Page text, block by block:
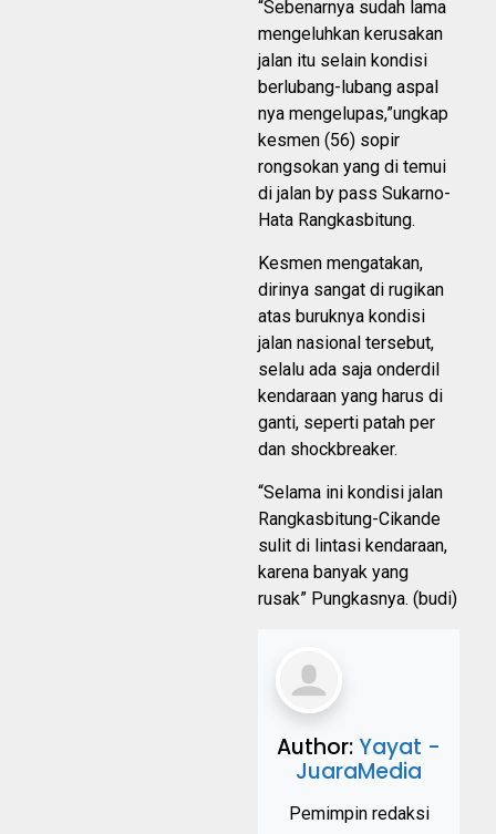
“Sebenarnya sudah lama
mengeluhkan kerusakan
jalan itu selain kondisi
berlubang-lubang aspal
nya mengelupas,”ungkap
kesmen (56) sopir
rongsokan yang di temui
di jalan by pass Sukarno-
Hata Rangkasbitung.
Kesmen mengatakan,
dirinya sangat di rugikan
atas buruknya kondisi
jalan nasional tersebut,
selalu ada saja onderdil
kendaraan yang harus di
ganti, seperti patah per
dan shockbreaker.
“Selama ini kondisi jalan
Rangkasbitung-Cikande
sulit di lintasi kendaraan,
karena banyak yang
rusak” Pungkasnya. (budi)
Author:Yayat -
JuaraMedia
Pemimpin redaksi